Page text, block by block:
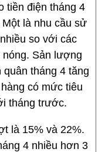
tiền điện tháng 4
là nhu cầu sử
so với các
Sản lượng
tháng 4 tăng
có mức tiêu
tháng trước.
là 15% và 22%.
4 nhiều hơn 3